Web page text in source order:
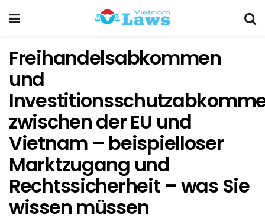
Freihandelsabkommen
und
zwischen der EU und
Vietnam – beispielloser
Marktzugang und
Rechtssicherheit – was Sie
wissen müssen